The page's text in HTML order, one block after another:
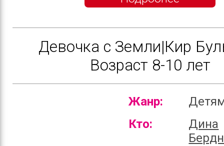
Девочка с Земли|Кир
Возраст 8-10 лет
Жанр:
Кто:
Дина